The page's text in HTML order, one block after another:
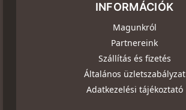
INFORMÁCIÓK
Magunkról
Partnereink
Szállítás és fizetés
Általános üzletszabályzat
Adatkezelési tájékoztató